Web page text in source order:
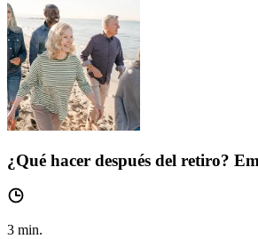
¿Qué hacer después del retiro?
3 min.